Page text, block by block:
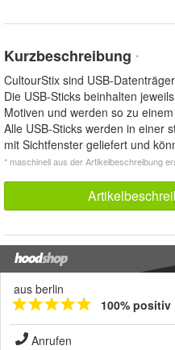
Kurzbeschreibung *
CultourStix sind USB-
Die USB-Sticks beinhalten
Motiven und werden so zu
Alle USB-Sticks werden in einer
mit Sichtfenster geliefert und
* maschinell aus der Artikelbeschreibung
aus berlin
100% positiv
Anrufen